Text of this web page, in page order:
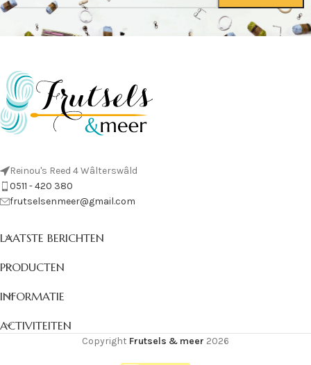
Reinou's Reed 4 Wâlterswâld
0511 - 420 380
frutselsenmeer@gmail.com
LAATSTE BERICHTEN
PRODUCTEN
INFORMATIE
ACTIVITEITEN
Copyright Frutsels & meer 2026